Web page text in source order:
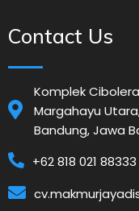
Contact Us
Komplek
Margahayu
Bandung, Jawa
+62 818 021 88333